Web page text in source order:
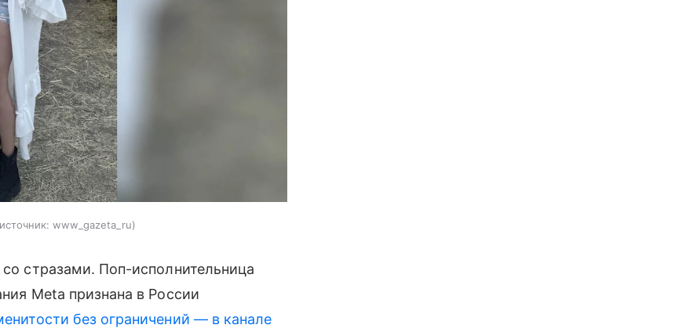
источник: www_gazeta_ru
стразами. Поп-исполнительница
Meta признана в России
без ограничений — в канале